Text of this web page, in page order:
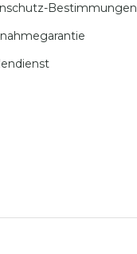
Bestimmungen